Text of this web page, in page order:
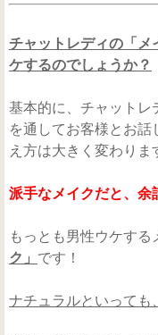
チャットレディの「メ
ケするのでしょうか？
基本的に、チャットレ
を通してお客様とお
え方は大きく変わりま
派手なメイクだと、余
もっとも男性ウケする
ク」 です！
ナチュラルといっても